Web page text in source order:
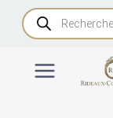
AllerRecherche
de
produits